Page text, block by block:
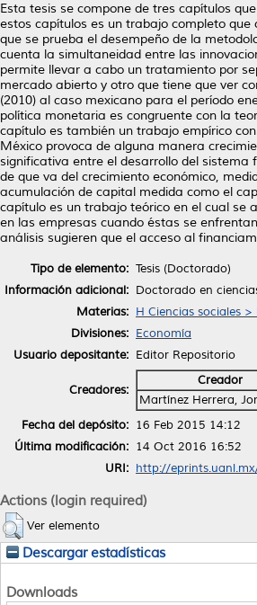
Esta tesis se compone de tres capítulos
estos capítulos es un trabajo completo que
que se prueba el desempeño de la
cuenta la simultaneidad entre las
permite llevar a cabo un tratamiento por
mercado abierto y otro que tiene que ver
(2010) al caso mexicano para el período
política monetaria es congruente con la
capítulo es también un trabajo empírico
México provoca de alguna manera
significativa entre el desarrollo del sistema
de que va del crecimiento económico,
acumulación de capital medida como el
capítulo es un trabajo teórico en el cual se
en las empresas cuando éstas se
análisis sugieren que el acceso al
Tipo de elemento: Tesis (Doctorado)
Información adicional: Doctorado en
Materias: H Ciencias sociales
Divisiones: Economía
Usuario depositante: Editor Repositorio
Creadores:
Creador
Martínez Herrera,
Fecha del depósito: 16 Feb 2015 14:12
Última modificación: 14 Oct 2016 16:52
URI: http://
Actions (login required)
Ver elemento
Descargar estadísticas
Downloads